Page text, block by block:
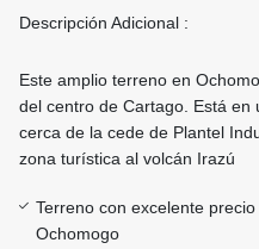
Descripción Adicional :
Este amplio terreno en
del centro de Cartago. Está
cerca de la cede de Plantel
zona turística al volcán Irazú
Terreno con excelente
Ochomogo